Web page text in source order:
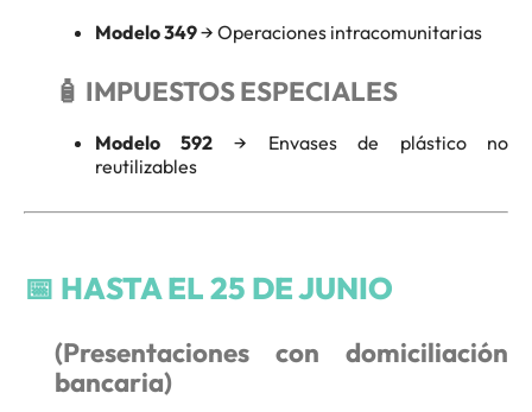
Modelo 349→ Operaciones intracomunitarias
🧴 IMPUESTOS ESPECIALES
Modelo 592 → Envases de plástico no
reutilizables
📅 HASTA EL 25 DE JUNIO
(Presentaciones con domiciliación
bancaria)